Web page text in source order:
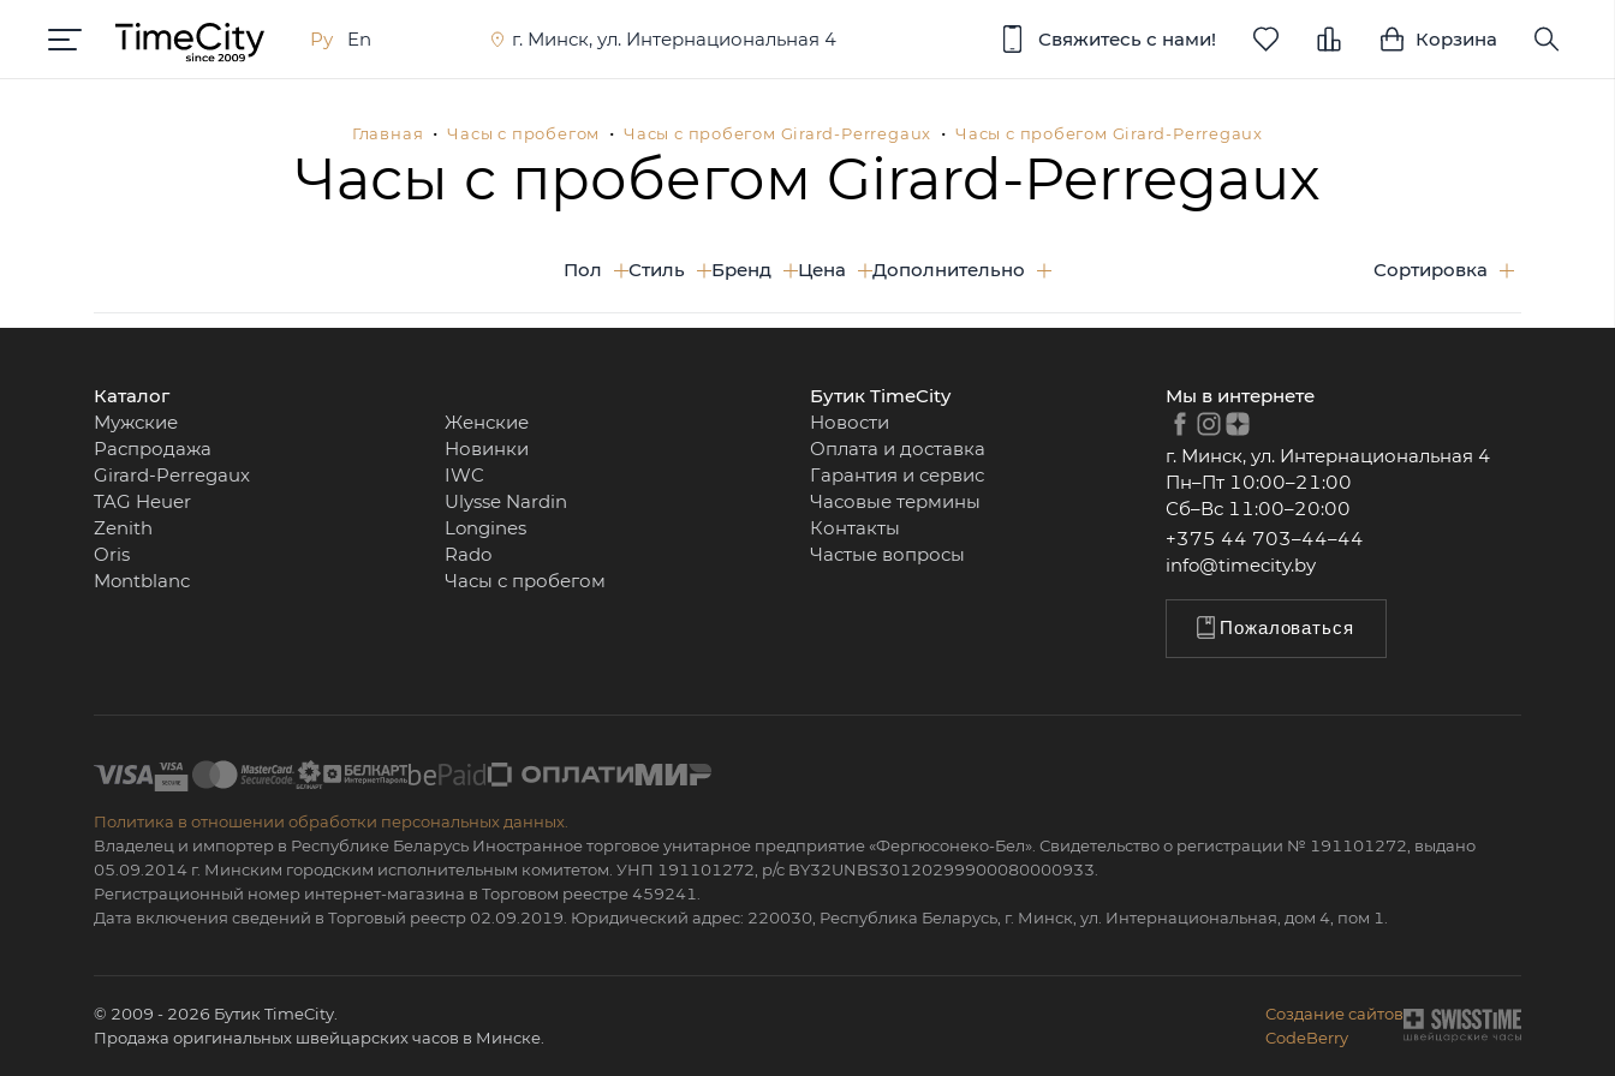
Ру En г. Минск, ул. Интернациональная 4 Свяжитесь с нами! Корзина
Главная Часы с пробегом Часы с пробегом Girard-Perregaux Часы с пробегом Girard-Perregaux
Часы с пробегом Girard-Perregaux
Пол Стиль Бренд Цена Дополнительно Сортировка
Каталог
Мужские
Женские
Распродажа
Новинки
Girard-Perregaux
IWC
TAG Heuer
Ulysse Nardin
Zenith
Longines
Oris
Rado
Montblanc
Часы с пробегом
Бутик TimeCity
Новости
Оплата и доставка
Гарантия и сервис
Часовые термины
Контакты
Частые вопросы
Мы в интернете
г. Минск, ул. Интернациональная 4
Пн–Пт 10:00–21:00
Сб–Вс 11:00–20:00
+375 44 703–44–44
info@timecity.by
Пожаловаться
Политика в отношении обработки персональных данных.
Владелец и импортер в Республике Беларусь Иностранное торговое унитарное предприятие «Фергюсонеко-Бел». Свидетельство о регистрации № 191101272, выдано
05.09.2014 г. Минским городским исполнительным комитетом. УНП 191101272, р/с BY32UNBS30120299900080000933.
Регистрационный номер интернет-магазина в Торговом реестре 459241.
Дата включения сведений в Торговый реестр 02.09.2019. Юридический адрес: 220030, Республика Беларусь, г. Минск, ул. Интернациональная, дом 4, пом 1.
© 2009 - 2026 Бутик TimeCity.
Продажа оригинальных швейцарских часов в Минске.
Создание сайтов
CodeBerry